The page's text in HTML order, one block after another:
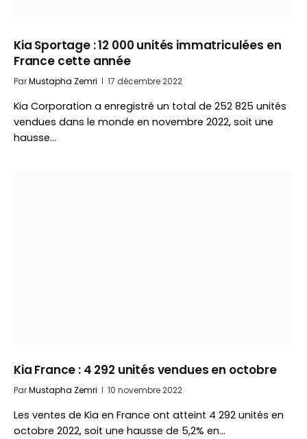
Kia Sportage : 12 000 unités immatriculées en
France cette année
ParMustapha Zemri 17 décembre 2022
Kia Corporation a enregistré un total de 252 825 unités
vendues dans le monde en novembre 2022, soit une
hausse…
Kia France : 4 292 unités vendues en octobre
ParMustapha Zemri 10 novembre 2022
Les ventes de Kia en France ont atteint 4 292 unités en
octobre 2022, soit une hausse de 5,2% en…